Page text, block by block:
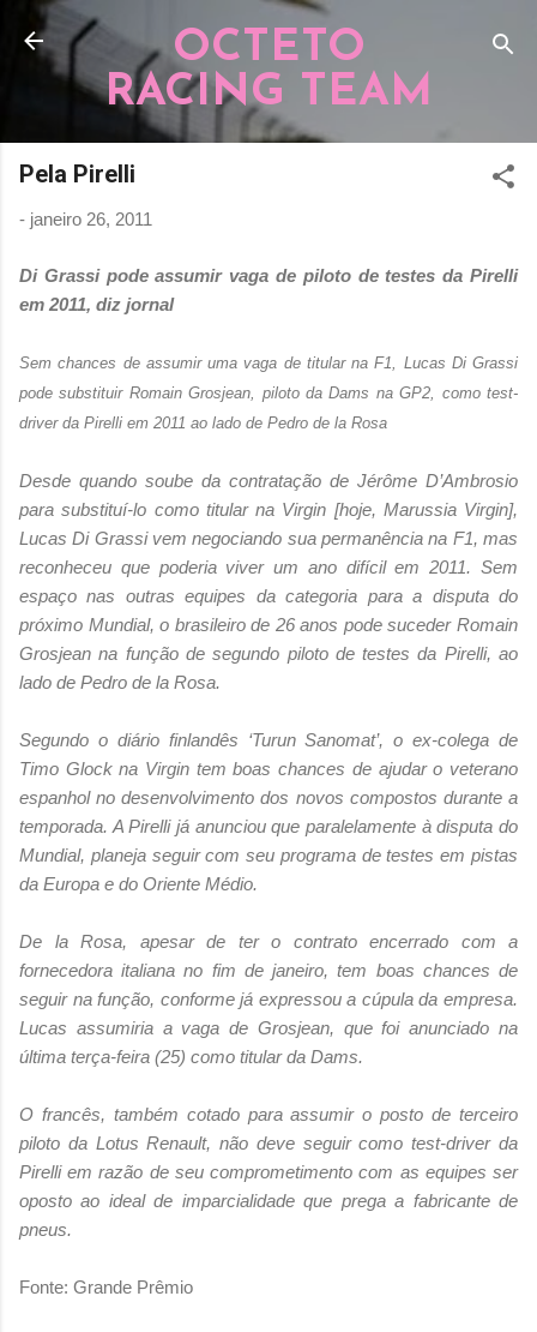
Pular para o conteúdo principal
OCTETO
RACING TEAM
Pela Pirelli
- janeiro 26, 2011
Di Grassi pode assumir vaga de piloto de testes da Pirelli
em 2011, diz jornal
Sem chances de assumir uma vaga de titular na F1, Lucas Di Grassi
pode substituir Romain Grosjean, piloto da Dams na GP2, como test-
driver da Pirelli em 2011 ao lado de Pedro de la Rosa
Desde quando soube da contratação de Jérôme D’Ambrosio
para substituí-lo como titular na Virgin [hoje, Marussia Virgin],
Lucas Di Grassi vem negociando sua permanência na F1, mas
reconheceu que poderia viver um ano difícil em 2011. Sem
espaço nas outras equipes da categoria para a disputa do
próximo Mundial, o brasileiro de 26 anos pode suceder Romain
Grosjean na função de segundo piloto de testes da Pirelli, ao
lado de Pedro de la Rosa.
Segundo o diário finlandês ‘Turun Sanomat’, o ex-colega de
Timo Glock na Virgin tem boas chances de ajudar o veterano
espanhol no desenvolvimento dos novos compostos durante a
temporada. A Pirelli já anunciou que paralelamente à disputa do
Mundial, planeja seguir com seu programa de testes em pistas
da Europa e do Oriente Médio.
De la Rosa, apesar de ter o contrato encerrado com a
fornecedora italiana no fim de janeiro, tem boas chances de
seguir na função, conforme já expressou a cúpula da empresa.
Lucas assumiria a vaga de Grosjean, que foi anunciado na
última terça-feira (25) como titular da Dams.
O francês, também cotado para assumir o posto de terceiro
piloto da Lotus Renault, não deve seguir como test-driver da
Pirelli em razão de seu comprometimento com as equipes ser
oposto ao ideal de imparcialidade que prega a fabricante de
pneus.
Fonte: Grande Prêmio